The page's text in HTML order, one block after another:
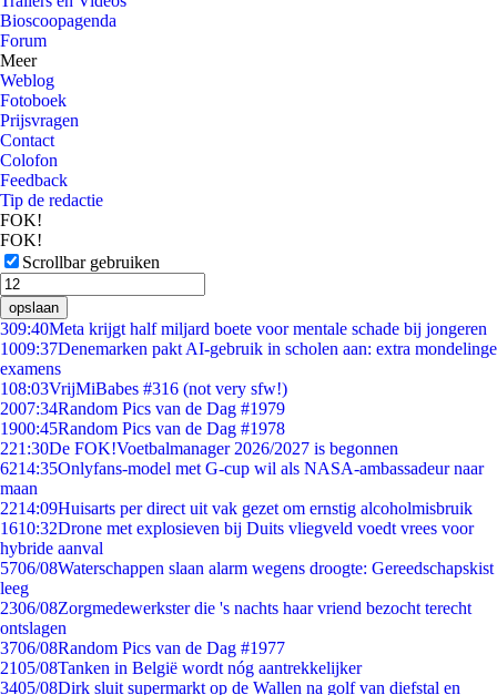
Bioscoopagenda
Forum
Meer
Weblog
Fotoboek
Prijsvragen
Contact
Colofon
Feedback
Tip de redactie
FOK!
FOK!
Scrollbar gebruiken
opslaan
309:40Meta krijgt half miljard boete voor mentale schade bij jongeren
1009:37Denemarken pakt AI-gebruik in scholen aan: extra mondelinge
examens
108:03VrijMiBabes #316 (not very sfw!)
2007:34Random Pics van de Dag #1979
1900:45Random Pics van de Dag #1978
221:30De FOK!Voetbalmanager 2026/2027 is begonnen
6214:35Onlyfans-model met G-cup wil als NASA-ambassadeur naar
maan
2214:09Huisarts per direct uit vak gezet om ernstig alcoholmisbruik
1610:32Drone met explosieven bij Duits vliegveld voedt vrees voor
hybride aanval
5706/08Waterschappen slaan alarm wegens droogte: Gereedschapskist
leeg
2306/08Zorgmedewerkster die 's nachts haar vriend bezocht terecht
ontslagen
3706/08Random Pics van de Dag #1977
2105/08Tanken in België wordt nóg aantrekkelijker
3405/08Dirk sluit supermarkt op de Wallen na golf van diefstal en